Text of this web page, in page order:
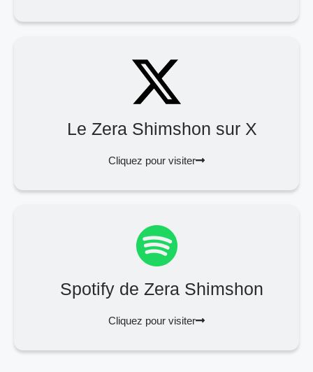
Le Zera Shimshon sur X
Cliquez pour visiter
Spotify de Zera Shimshon
Cliquez pour visiter